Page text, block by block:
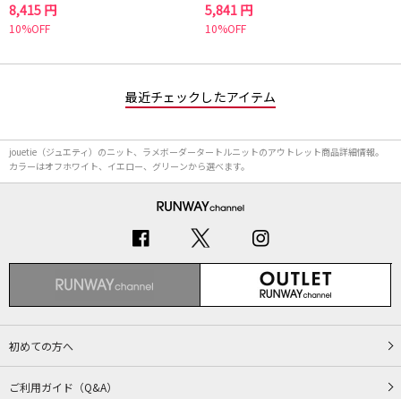
8,415 円
10%OFF
5,841 円
10%OFF
最近チェックしたアイテム
jouetie（ジュエティ）のニット、ラメボーダータートルニットのアウトレット商品詳細情報。
カラーはオフホワイト、イエロー、グリーンから選べます。
初めての方へ
ご利用ガイド（Q&A）